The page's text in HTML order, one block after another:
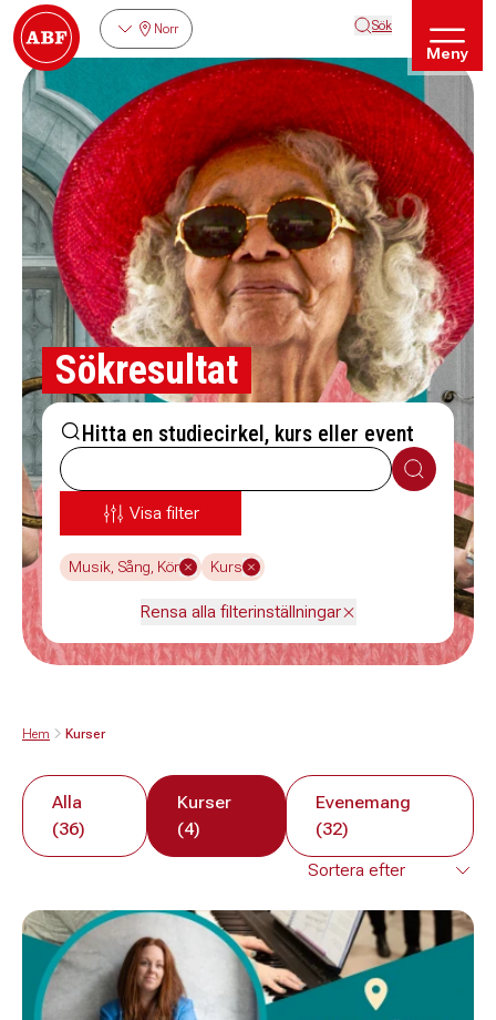
Norr Sök
Meny
Sökresultat
Hitta en studiecirkel, kurs eller event
Sök
Visa filter
Musik, Sång, Kör Kurs
Rensa alla filterinställningar
Hem Kurser
Alla
(36)
Kurser
(4)
Evenemang
(32)